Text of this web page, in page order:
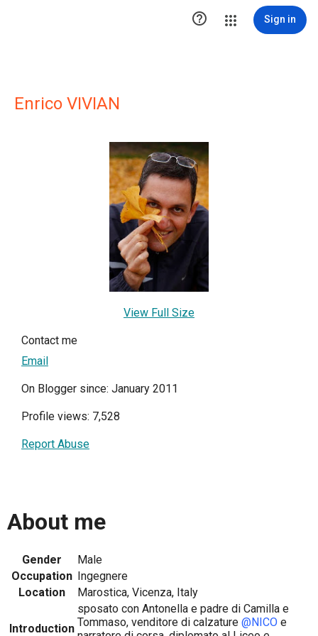
 Sign in
Enrico VIVIAN
View Full Size
Contact me
Email
On Blogger since: January 2011
Profile views: 7,528
Report Abuse
About me
Gender
Male
Occupation Ingegnere
Location
Marostica, Vicenza, Italy
Introduction
sposato con Antonella e padre di Camilla e
Tommaso, venditore di calzature @NICO e